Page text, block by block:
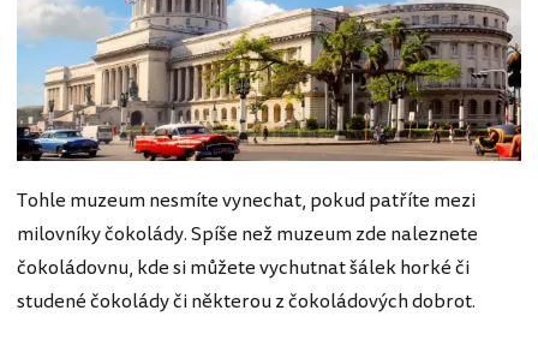
Tohle muzeum nesmíte vynechat, pokud patříte mezi
milovníky čokolády. Spíše než muzeum zde naleznete
čokoládovnu, kde si můžete vychutnat šálek horké či
studené čokolády či některou z čokoládových dobrot.